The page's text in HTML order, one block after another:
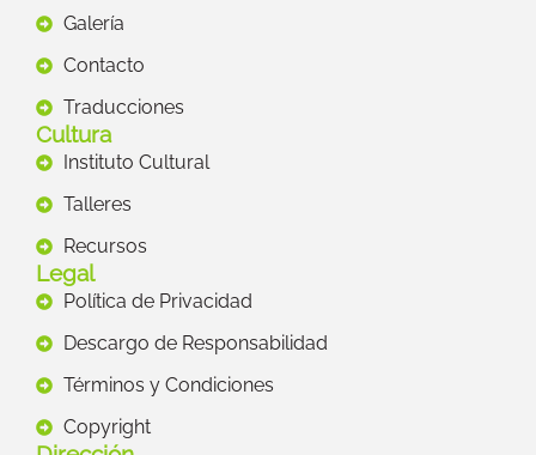
Galería
Contacto
Traducciones
Cultura
Instituto Cultural
Talleres
Recursos
Legal
Política de Privacidad
Descargo de Responsabilidad
Términos y Condiciones
Copyright